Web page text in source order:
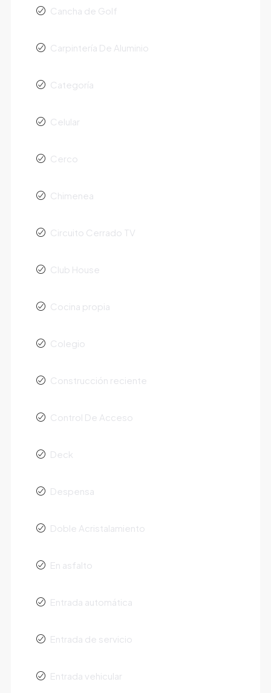
Cancha de Golf
Carpintería De Aluminio
Categoría
Celular
Cerco
Chimenea
Circuito Cerrado TV
Club House
Cocina propia
Colegio
Construcción reciente
Control De Acceso
Deck
Despensa
Doble Acristalamiento
En asfalto
Entrada automática
Entrada de servicio
Entrada vehicular